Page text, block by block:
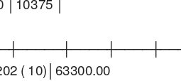
( 10)│63300.00